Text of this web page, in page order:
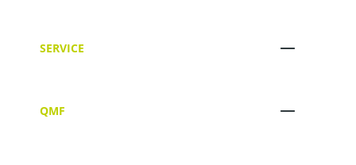
SERVICE
QMF